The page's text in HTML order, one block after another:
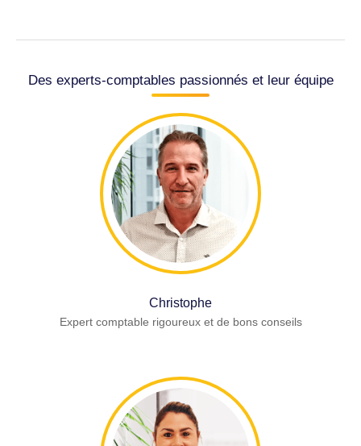
Des experts-comptables passionnés et leur équipe
Christophe
Expert comptable rigoureux et de bons conseils